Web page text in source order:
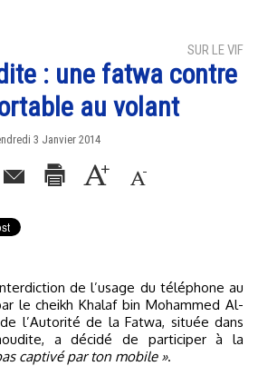
SUR LE VIF
: une fatwa contre
au volant
3 Janvier 2014
le cheikh Khalaf bin Mohammed Al-
l’Autorité de la Fatwa, située dans
a décidé de participer à la
captivé par ton mobile ».